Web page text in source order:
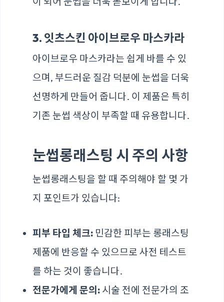
3. 잇츠스킨 아이브로우 마스카라
아이브로우 마스카라는 쉽게 바를 수 있
으며, 부드러운 질감 덕분에 눈썹을 더욱
선명하게 만들어 줍니다. 이 제품은 특히
기존 눈썹 색상이 부족할 때 유용합니다.
눈썹롱래스팅 시 주의 사항
눈썹롱래스팅을 할 때 주의해야 할 몇 가
지 포인트가 있습니다:
피부 타입 체크: 민감한 피부는 롱래스팅
제품에 반응할 수 있으므로 사전 테스트
를 하는 것이 좋습니다.
전문가에게 문의: 시술 전에 전문가의 조